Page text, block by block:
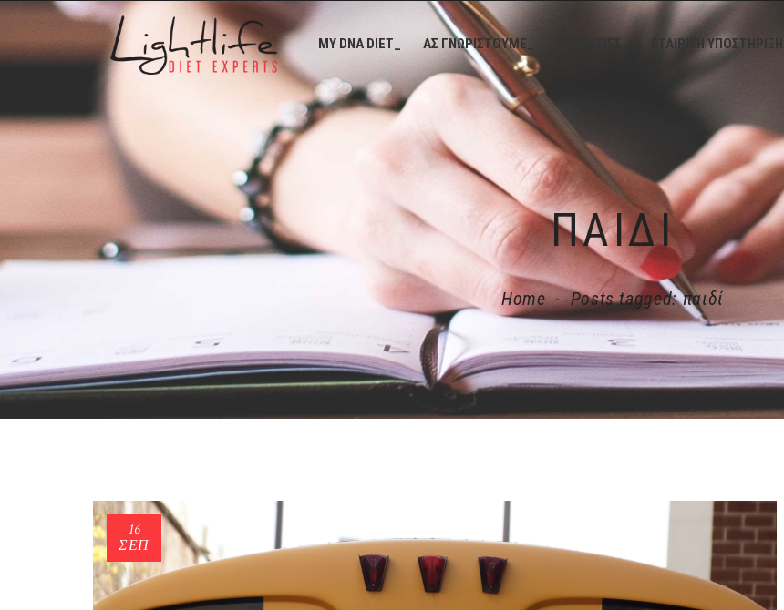
MY DNA DIET_ ΑΣ ΓΝΩΡΙΣΤΟΥΜΕ_ ΕΤΑΙΡΙΚΗ ΥΠΟΣΤΗΡΙΞΗ_
ΠΑΙΔΊ
Home - Posts tagged: παιδί
16
ΣΕΠ